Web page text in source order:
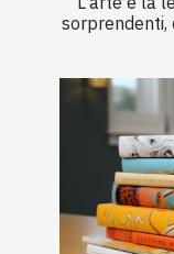
sorprendenti,